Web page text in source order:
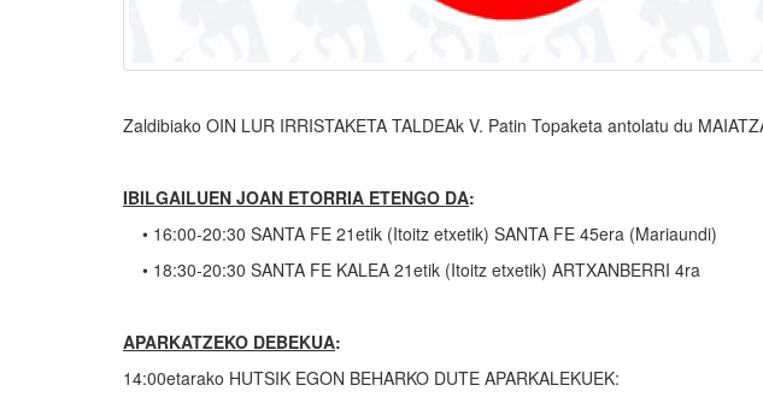
Zaldibiako OIN LUR IRRISTAKETA TALDEAk V. Patin Topaketa antolatu du
IBILGAILUEN JOAN ETORRIA ETENGO DA:
• 16:00-20:30 SANTA FE 21etik (Itoitz etxetik) SANTA FE 45era (Mariaundi)
• 18:30-20:30 SANTA FE KALEA 21etik (Itoitz etxetik) ARTXANBERRI 4ra
APARKATZEKO DEBEKUA:
14:00etarako HUTSIK EGON BEHARKO DUTE APARKALEKUEK: